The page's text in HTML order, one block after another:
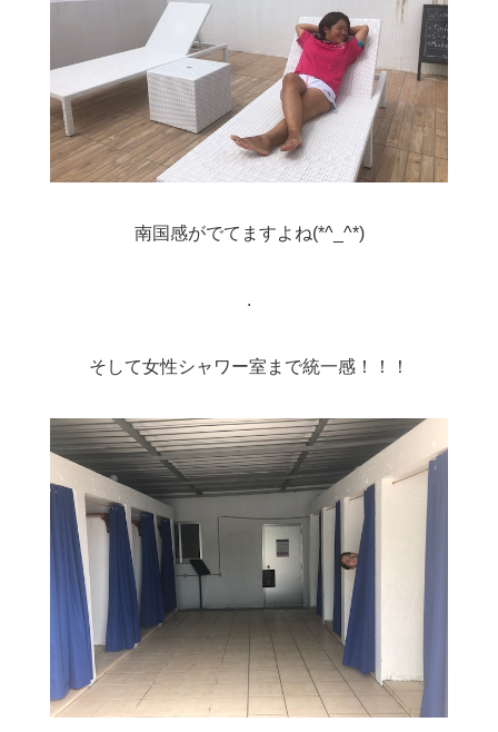
南国感がでてますよね(*^_^*)
.
そして女性シャワー室まで統一感！！！